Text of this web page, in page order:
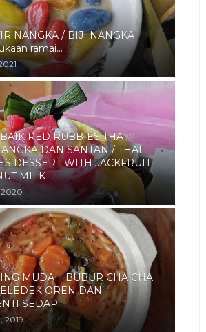
NANGKA / BIJI NANGKA
ramai...
RED RUBBIES THAI
DAN SANTAN / THAI
DESSERT WITH JACKFRUIT
MILK
MUDAH BUBUR CHA CHA
OREN DAN
SEDAP
2019